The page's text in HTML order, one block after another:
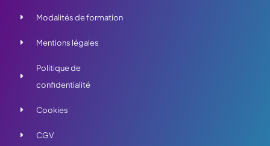
Modalités de formation
Mentions légales
Politique de
confidentialité
Cookies
CGV